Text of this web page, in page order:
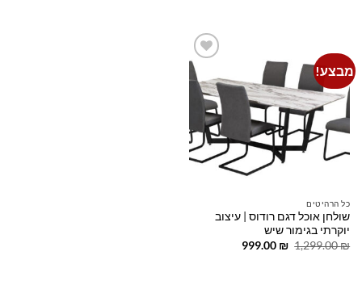
מבצע!
Add to
wishlist
כל הרהיטים
שולחן אוכל דגם רודוס | עיצוב
יוקרתי בגימור שיש
1,299.00₪
המחיר
999.00 ₪
המחיר